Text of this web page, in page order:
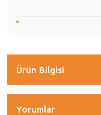
Ürün Bilgisi
Yorumlar